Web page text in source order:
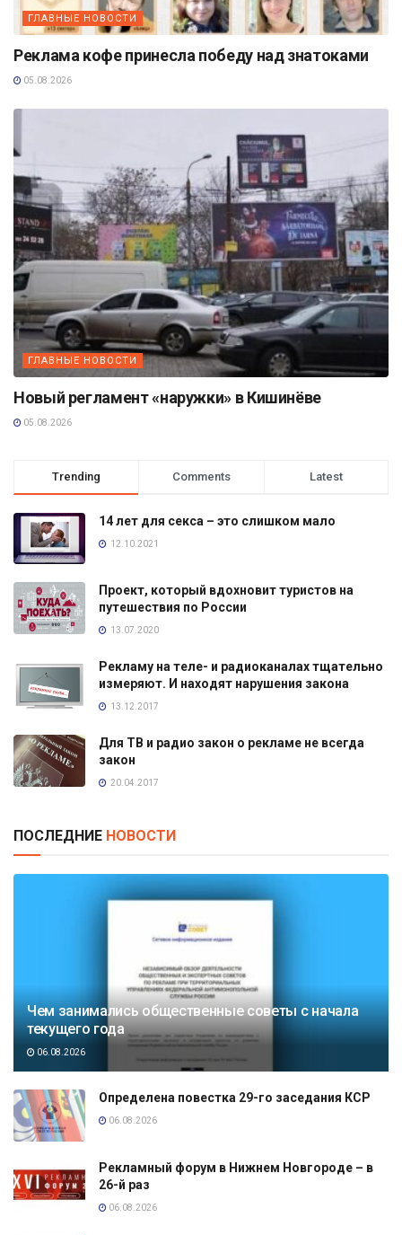
ГЛАВНЫЕ НОВОСТИ
Реклама кофе принесла победу над знатоками
05.08.2026
ГЛАВНЫЕ НОВОСТИ
Новый регламент «наружки» в Кишинёве
05.08.2026
Trending Comments Latest
14 лет для секса – это слишком мало
12.10.2021
Проект, который вдохновит туристов на
путешествия по России
13.07.2020
Рекламу на теле- и радиоканалах тщательно
измеряют. И находят нарушения закона
13.12.2017
Для ТВ и радио закон о рекламе не всегда
закон
20.04.2017
ПОСЛЕДНИЕ НОВОСТИ
Чем занимались общественные советы с начала
текущего года
06.08.2026
Определена повестка 29-го заседания КСР
06.08.2026
Рекламный форум в Нижнем Новгороде – в
26-й раз
06.08.2026